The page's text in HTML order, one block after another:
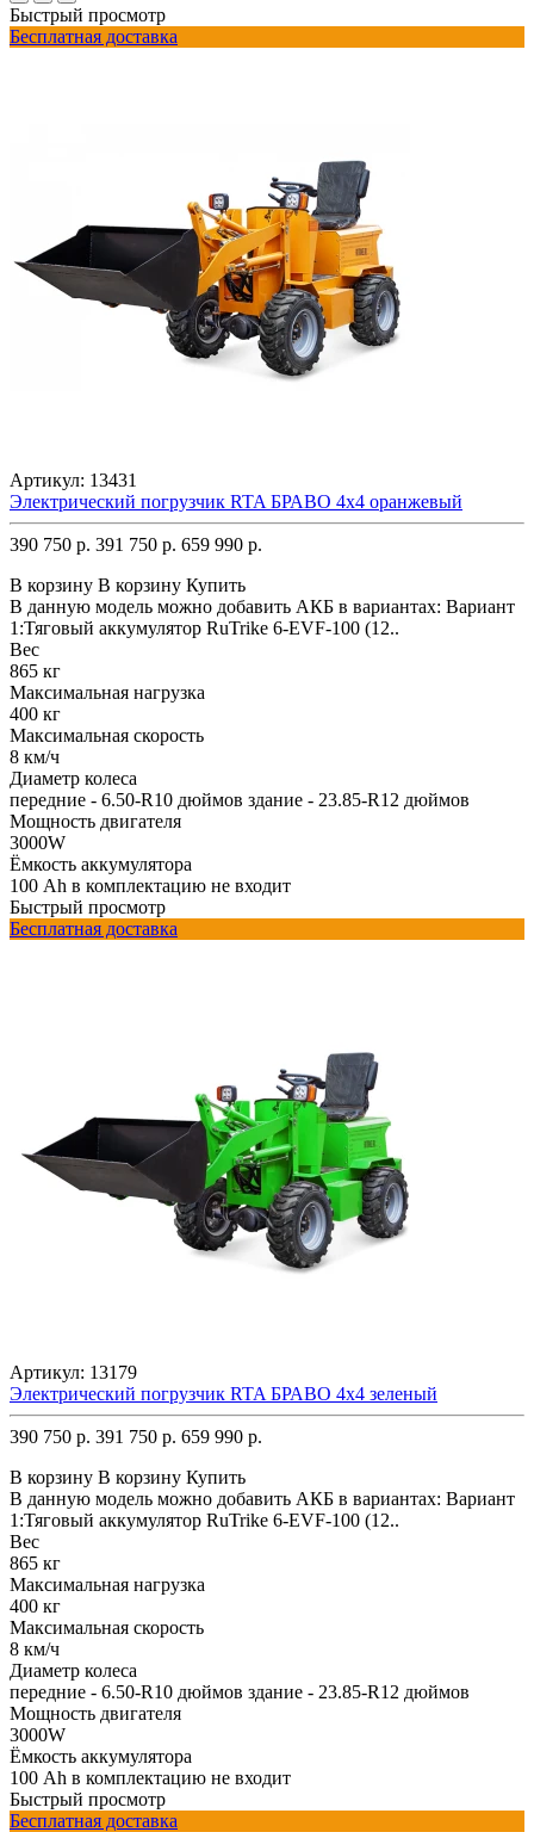
Быстрый просмотр
Бесплатная доставка
Артикул: 13431
Электрический погрузчик RTA БРАВО 4x4 оранжевый
390 750 р. 391 750 р. 659 990 р.
В корзину В корзину Купить
В данную модель можно добавить АКБ в вариантах: Вариант
1:Тяговый аккумулятор RuTrike 6-EVF-100 (12..
Вес
865 кг
Максимальная нагрузка
400 кг
Максимальная скорость
8 км/ч
Диаметр колеса
передние - 6.50-R10 дюймов здание - 23.85-R12 дюймов
Мощность двигателя
3000W
Ёмкость аккумулятора
100 Ah в комплектацию не входит
Быстрый просмотр
Бесплатная доставка
Артикул: 13179
Электрический погрузчик RTA БРАВО 4x4 зеленый
390 750 р. 391 750 р. 659 990 р.
В корзину В корзину Купить
В данную модель можно добавить АКБ в вариантах: Вариант
1:Тяговый аккумулятор RuTrike 6-EVF-100 (12..
Вес
865 кг
Максимальная нагрузка
400 кг
Максимальная скорость
8 км/ч
Диаметр колеса
передние - 6.50-R10 дюймов здание - 23.85-R12 дюймов
Мощность двигателя
3000W
Ёмкость аккумулятора
100 Ah в комплектацию не входит
Быстрый просмотр
Бесплатная доставка